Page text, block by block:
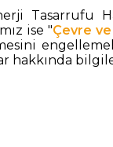
Tasarrufu
ise "Çevre ve
hakkında